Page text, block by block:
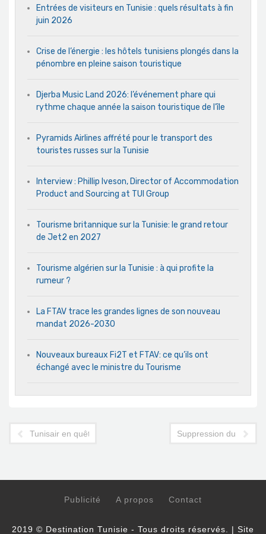
Entrées de visiteurs en Tunisie : quels résultats à fin
juin 2026
Crise de l’énergie : les hôtels tunisiens plongés dans la
pénombre en pleine saison touristique
Djerba Music Land 2026: l’événement phare qui
rythme chaque année la saison touristique de l’île
Pyramids Airlines affrété pour le transport des
touristes russes sur la Tunisie
Interview : Phillip Iveson, Director of Accommodation
Product and Sourcing at TUI Group
Tourisme britannique sur la Tunisie: le grand retour
de Jet2 en 2027
Tourisme algérien sur la Tunisie : à qui profite la
rumeur ?
La FTAV trace les grandes lignes de son nouveau
mandat 2026-2030
Nouveaux bureaux Fi2T et FTAV: ce qu’ils ont
échangé avec le ministre du Tourisme
Tunisair en quête d’une place au soleil d’un marché libyen en
Suppression du
Publicité A propos Contact
2019 © Destination Tunisie - Tous droits réservés. | Site